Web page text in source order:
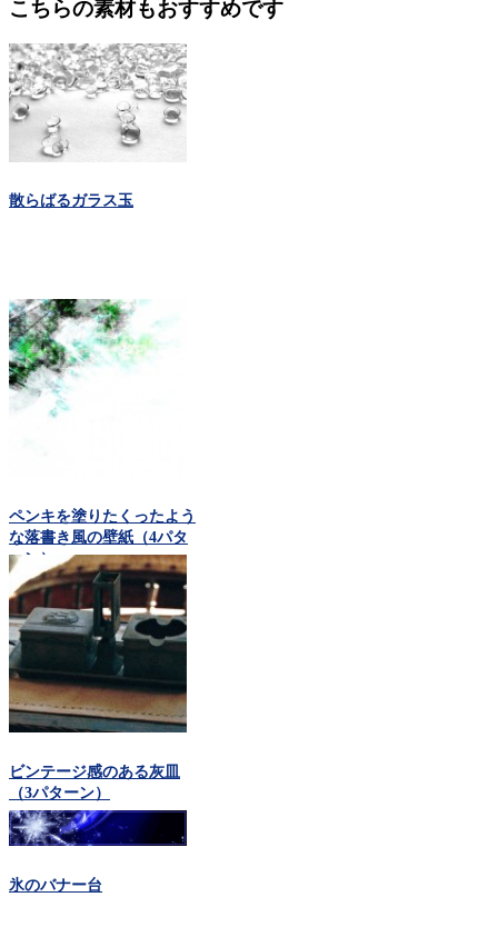
こちらの素材もおすすめです
散らばるガラス玉
ペンキを塗りたくったよう
な落書き風の壁紙（4パタ
ーン）
ビンテージ感のある灰皿
（3パターン）
氷のバナー台